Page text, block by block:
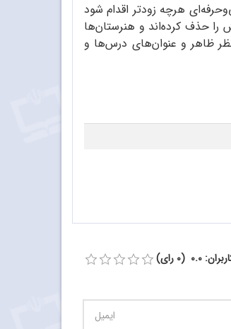
هرچه زودتر اقدام شود
را حذف کرده‌اند و هنرستان‌ها
نظر ظاهر و عنوان‌های درس‌ها و
(0 رای)